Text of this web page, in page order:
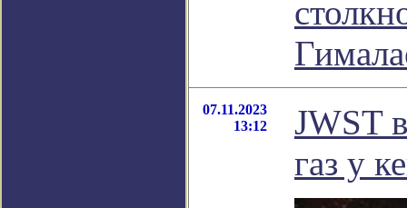
07.11.2023
13:12
JWST
газ у